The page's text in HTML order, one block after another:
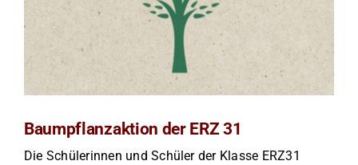
Baumpflanzaktion der ERZ 31
Die Schülerinnen und Schüler der Klasse ERZ31